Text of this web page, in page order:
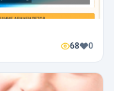
68 0